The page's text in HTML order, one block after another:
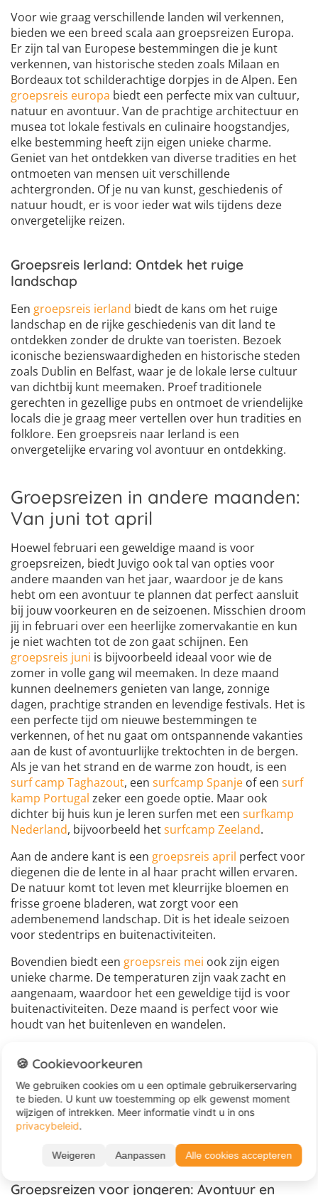
Voor wie graag verschillende landen wil verkennen,
bieden we een breed scala aan groepsreizen Europa.
Er zijn tal van Europese bestemmingen die je kunt
verkennen, van historische steden zoals Milaan en
Bordeaux tot schilderachtige dorpjes in de Alpen. Een
groepsreis europa biedt een perfecte mix van cultuur,
natuur en avontuur. Van de prachtige architectuur en
musea tot lokale festivals en culinaire hoogstandjes,
elke bestemming heeft zijn eigen unieke charme.
Geniet van het ontdekken van diverse tradities en het
ontmoeten van mensen uit verschillende
achtergronden. Of je nu van kunst, geschiedenis of
natuur houdt, er is voor ieder wat wils tijdens deze
onvergetelijke reizen.
Groepsreis Ierland: Ontdek het ruige
landschap
Een groepsreis ierland biedt de kans om het ruige
landschap en de rijke geschiedenis van dit land te
ontdekken zonder de drukte van toeristen. Bezoek
iconische bezienswaardigheden en historische steden
zoals Dublin en Belfast, waar je de lokale Ierse cultuur
van dichtbij kunt meemaken. Proef traditionele
gerechten in gezellige pubs en ontmoet de vriendelijke
locals die je graag meer vertellen over hun tradities en
folklore. Een groepsreis naar Ierland is een
onvergetelijke ervaring vol avontuur en ontdekking.
Groepsreizen in andere maanden:
Van juni tot april
Hoewel februari een geweldige maand is voor
groepsreizen, biedt Juvigo ook tal van opties voor
andere maanden van het jaar, waardoor je de kans
hebt om een avontuur te plannen dat perfect aansluit
bij jouw voorkeuren en de seizoenen. Misschien droom
jij in februari over een heerlijke zomervakantie en kun
je niet wachten tot de zon gaat schijnen. Een
groepsreis juni is bijvoorbeeld ideaal voor wie de
zomer in volle gang wil meemaken. In deze maand
kunnen deelnemers genieten van lange, zonnige
dagen, prachtige stranden en levendige festivals. Het is
een perfecte tijd om nieuwe bestemmingen te
verkennen, of het nu gaat om ontspannende vakanties
aan de kust of avontuurlijke trektochten in de bergen.
Als je van het strand en de warme zon houdt, is een
surf camp Taghazout, een surfcamp Spanje of een surf
kamp Portugal zeker een goede optie. Maar ook
dichter bij huis kun je leren surfen met een surfkamp
Nederland, bijvoorbeeld hetsurfcamp Zeeland.
Aan de andere kant is een groepsreis april perfect voor
diegenen die de lente in al haar pracht willen ervaren.
De natuur komt tot leven met kleurrijke bloemen en
frisse groene bladeren, wat zorgt voor een
adembenemend landschap. Dit is het ideale seizoen
voor stedentrips en buitenactiviteiten.
Bovendien biedt een groepsreis mei ook zijn eigen
unieke charme. De temperaturen zijn vaak zacht en
aangenaam, waardoor het een geweldige tijd is voor
buitenactiviteiten. Deze maand is perfect voor wie
houdt van het buitenleven en wandelen.
mogelijkheden en schoonheid heeft, en we staan klaar
om je te helpen bij het plannen van de perfecte
groepsreis, ongeacht de maand die je kiest. Neem de
tijd om onze diverse aanbiedingen te bekijken en
ontdek de mogelijkheden die jou het meest
Groepsreizen voor jongeren: Avontuur en
🍪 Cookievoorkeuren
We gebruiken cookies om u een optimale gebruikerservaring
te bieden. U kunt uw toestemming op elk gewenst moment
wijzigen of intrekken. Meer informatie vindt u in ons
privacybeleid.
Weigeren Aanpassen Alle cookies accepteren